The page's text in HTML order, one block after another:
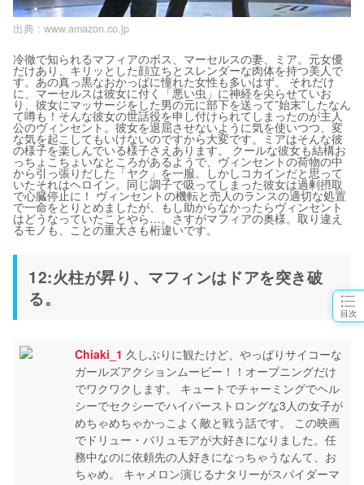
目次
出典 : www.amazon.co.jp
冷徹で知られるマフィアのボス、マーセルスの妻、ミア。元女優
だけあり、キリッとした顔立ちとスレンダーな肉体を持つ美人で
す。あの真っ黒なおかっぱに憧れた女性も多いはず。 それだけ
に、マーセルスは彼女に付く「悪い虫」に神経を尖らせていお
り、彼女にマッサージをした男の元に部下を送って”始末”したなん
て噂も！そんな彼女の世話役を申し付けられてしまったのが主人
公のヴィンセント。彼女を退屈させないように気を使いつつ、変
な気を起こしてもいけないのですから大変です。ミアはそんな彼
の様子を楽しんでいる様子さえあります。 クールな彼女も結構お
っちょこちょいなところがあるようで、ヴィンセントの荷物の中
から引っ張りだした「ヤク」を一服。しかしコカインだと思って
いたそれはヘロイン。同じ調子で吸ってしまった彼女は過剰摂取
で心臓停止に！ ヴィンセントの機転と売人のランスの適切な処置
で一命をとりとめましたが、もし助からなかったらヴィンセント
はどうなっていたことやら…。さすがマフィアの奥様。取り違え
るモノも、ことの重大さも桁違いです。
12:火柱が昇り、マフィンはドアを突き破
る。
Chiaki_1 久しぶりに観たけど、やっぱりサイコーな
ガールズアクションムービー！！オープニングだけ
でワクワクします。 キュートでチャーミングでヘル
シーでセクシーでハイパーストロングな3人の女子が
めちゃめちゃかっこよく敵と戦う話です。 この映画
でドリュー・バリュモアが大好きになりました。任
務中なのに依頼先の人好きになっちゃうなんて、お
ちゃめ。 キャメロン演じるナタリーがスパイダーマ